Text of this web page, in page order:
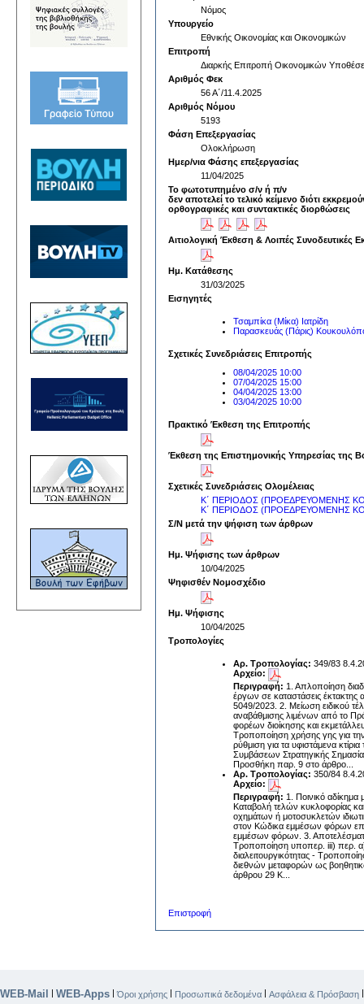
Νόμος
Υπουργείο
Εθνικής Οικονομίας και Οικονομικών
Επιτροπή
Διαρκής Επιτροπή Οικονομικών
Αριθμός Φεκ
56 Α΄/11.4.2025
Αριθμός Νόμου
5193
Φάση Επεξεργασίας
Ολοκλήρωση
Ημερ/νια Φάσης επεξεργασίας
11/04/2025
Το φωτοτυπημένο σ/ν ή π/ν
δεν αποτελεί το τελικό κείμενο διότι
ορθογραφικές και συντακτικές διορθώσεις
Αιτιολογική Έκθεση & Λοιπές Συνοδευτικές
Ημ. Κατάθεσης
31/03/2025
Εισηγητές
Τσαμπίκα (Μίκα) Ιατρίδη
Παρασκευάς (Πάρις)
Σχετικές Συνεδριάσεις Επιτροπής
08/04/2025 10:00
07/04/2025 15:00
04/04/2025 13:00
03/04/2025 10:00
Πρακτικό Έκθεση της Επιτροπής
Έκθεση της Επιστημονικής Υπηρεσίας της
Σχετικές Συνεδριάσεις Ολομέλειας
Κ΄ ΠΕΡΙΟΔΟΣ (ΠΡΟΕΔΡΕΥΟΜΕΝΗΣ
Κ΄ ΠΕΡΙΟΔΟΣ (ΠΡΟΕΔΡΕΥΟΜΕΝΗΣ
Σ/Ν μετά την ψήφιση των άρθρων
Ημ. Ψήφισης των άρθρων
10/04/2025
Ψηφισθέν Νομοσχέδιο
Ημ. Ψήφισης
10/04/2025
Τροπολογίες
Αρ. Τροπολογίας: 349/83
Αρχείο:
Περιγραφή: 1. Απλοποίηση
έργων σε καταστάσεις
5049/2023. 2. Μείωση ειδικού
αναβάθμισης λιμένων από το
φορέων διοίκησης και
Τροποποίηση χρήσης γης για
ρύθμιση για τα υφιστάμενα
Συμβάσεων Στρατηγικής
Προσθήκη παρ. 9 στο άρθρο...
Αρ. Τροπολογίας: 350/84
Αρχείο:
Περιγραφή: 1. Ποινικό
Καταβολή τελών κυκλοφορίας
οχημάτων ή μοτοσυκλετών
στον Κώδικα εμμέσων φόρων
εμμέσων φόρων. 3.
Τροποποίηση υποπερ. iii) περ.
διαλειτουργικότητας -
διεθνών μεταφορών ως
άρθρου 29 Κ...
Επιστροφή
WEB-Mail | WEB-Apps |Όροι χρήσης | Προσωπικά δεδομένα | Ασφάλεια & Πρόσβαση